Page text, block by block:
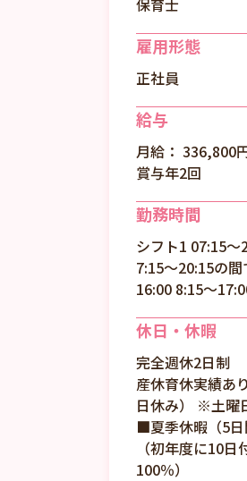
保育士
雇用形態
正社員
給与
月給： 336,800
賞与年2回
勤務時間
シフト1 07:15～
7:15～20:15の
16:00 8:15～
休日・休暇
完全週休2日制
産休育休実績あ
日休み） ※土曜
■夏季休暇（5
（初年度に10
100％）